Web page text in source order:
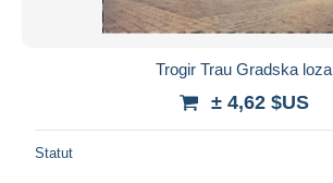
Trogir Trau Gradska loza
± 4,62 $US
Statut